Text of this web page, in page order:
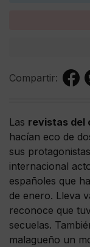
Compartir:
Las revistas del
hacían eco de
sus
internacional
españoles que
de enero. Lleva
reconoce que
secuelas.
malagueño un